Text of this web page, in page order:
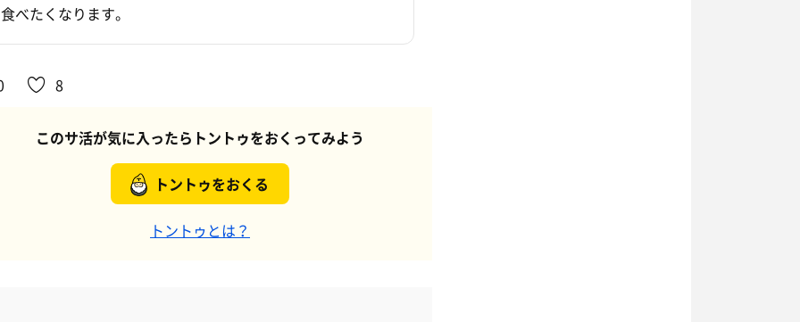
べたくなります。
8
このサ活が気に入ったらトントゥをおくってみよう
トントゥをおくる
トントゥとは？